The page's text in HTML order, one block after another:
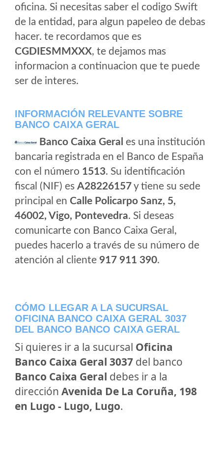
oficina. Si necesitas saber el codigo Swift
de la entidad, para algun papeleo de debas
hacer. te recordamos que es
CGDIESMMXXX, te dejamos mas
informacion a continuacion que te puede
ser de interes.
INFORMACIÓN RELEVANTE SOBRE
BANCO CAIXA GERAL
Banco Caixa Geral es una institución
bancaria registrada en el Banco de España
con el número 1513. Su identificación
fiscal (NIF) es A28226157y tiene su sede
principal en Calle Policarpo Sanz, 5,
46002, Vigo, Pontevedra. Si deseas
comunicarte con Banco Caixa Geral,
puedes hacerlo a través de su número de
atención al cliente 917 911 390.
CÓMO LLEGAR A LA SUCURSAL
OFICINA BANCO CAIXA GERAL 3037
DEL BANCO BANCO CAIXA GERAL
Si quieres ir a la sucursal Oficina
Banco Caixa Geral 3037 del banco
Banco Caixa Geral debes ir a la
dirección Avenida De La Coruña, 198
en Lugo - Lugo, Lugo.